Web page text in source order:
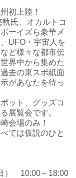
初上陸！
氏、オカルトコ
ーイズら豪華メ
UFO・宇宙人を
ど様々な都市伝
界中から集めた
去の東スポ紙面
があなたを待っ
ット、グッズコ
展覧会です。
会場のみ！
ては仮説のひと
） 10:00～18:00